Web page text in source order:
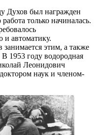
Духов был награжден
только начиналась.
и автоматику.
этим, а также
В 1953 году водородная
Леонидович
наук и членом-